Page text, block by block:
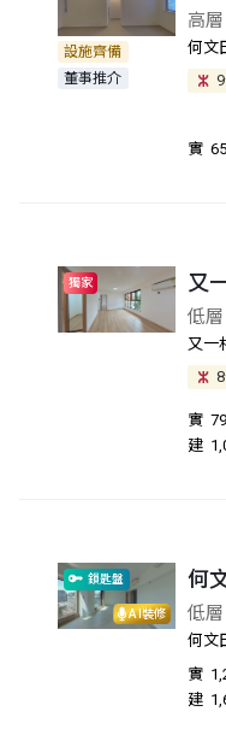
設施齊備
董事推介
高
何文
實
獨家 又
低
又一
實
建
AI裝修
鎖匙盤 何
低
何文
實
建